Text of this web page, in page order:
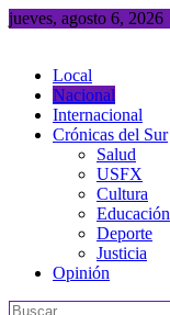
Saltar
jueves, agosto 6, 2026
Local
Nacional
Internacional
Crónicas del Sur
Salud
USFX
Cultura
Educación
Deporte
Justicia
Opinión